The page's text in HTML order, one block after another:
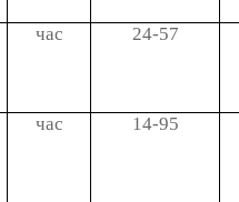
час 24-57
час 14-95